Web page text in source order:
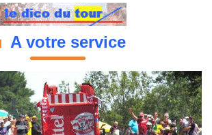
A votre service